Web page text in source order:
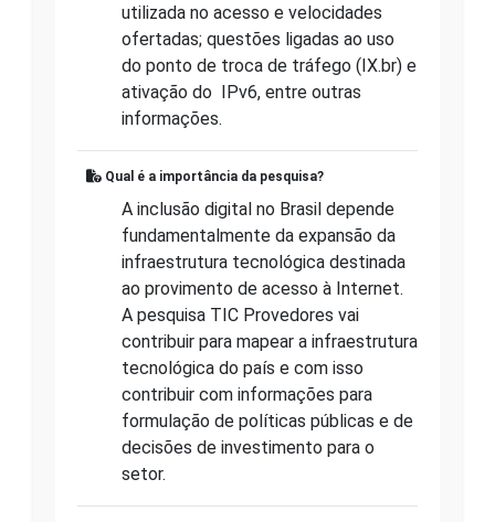
utilizada no acesso e velocidades
ofertadas; questões ligadas ao uso
do ponto de troca de tráfego (IX.br) e
ativação do IPv6, entre outras
informações.
Qual é a importância da pesquisa?
A inclusão digital no Brasil depende
fundamentalmente da expansão da
infraestrutura tecnológica destinada
ao provimento de acesso à Internet.
A pesquisa TIC Provedores vai
contribuir para mapear a infraestrutura
tecnológica do país e com isso
contribuir com informações para
formulação de políticas públicas e de
decisões de investimento para o
setor.